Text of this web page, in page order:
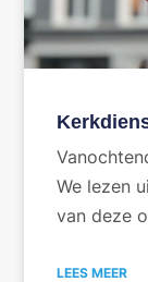
We lezen
van deze
LEES MEER